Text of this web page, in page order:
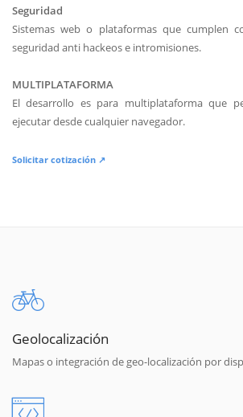
Seguridad
Sistemas web o plataformas que cumplen
seguridad anti hackeos e intromisiones.
MULTIPLATAFORMA
El desarrollo es para multiplataforma que
ejecutar desde cualquier navegador.
Solicitar cotización ↗
Geolocalización
Mapas o integración de geo-localización por